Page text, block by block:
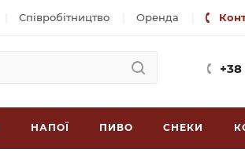
Співробітництво Оренда
НАПОЇ ПИВО СНЕКИ